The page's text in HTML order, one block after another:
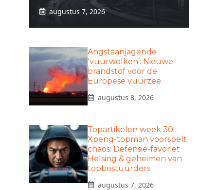
augustus 7, 2026
Angstaanjagende
‘vuurwolken’: Nieuwe
brandstof voor de
Europese vuurzee
augustus 8, 2026
Topartikelen week 30:
Xpeng-topman voorspelt
chaos: Defensie-favoriet
Helsing & geheimen van
topbestuurders
augustus 7, 2026